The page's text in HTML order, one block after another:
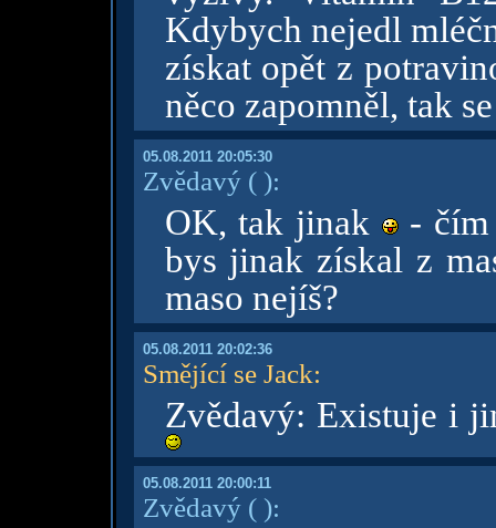
Kdybych nejedl
získat opět z
něco zapomněl, tak
05.08.2011 20:05:30
Zvědavý( ):
OK, tak jinak
- čím
bys jinak získal z
maso nejíš?
05.08.2011 20:02:36
Smějící se Jack:
Zvědavý: Existuje i
05.08.2011 20:00:11
Zvědavý( ):